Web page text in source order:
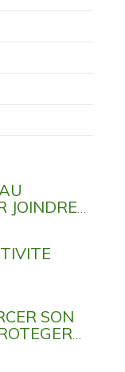
JOINDRE
SON